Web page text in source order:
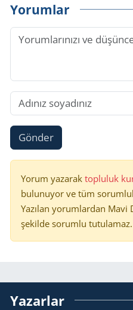
Yorumlar
Gönder
Yorum yazarak topluluk
bulunuyor ve tüm
Yazılan yorumlardan Mavi
şekilde sorumlu tutulamaz.
Yazarlar